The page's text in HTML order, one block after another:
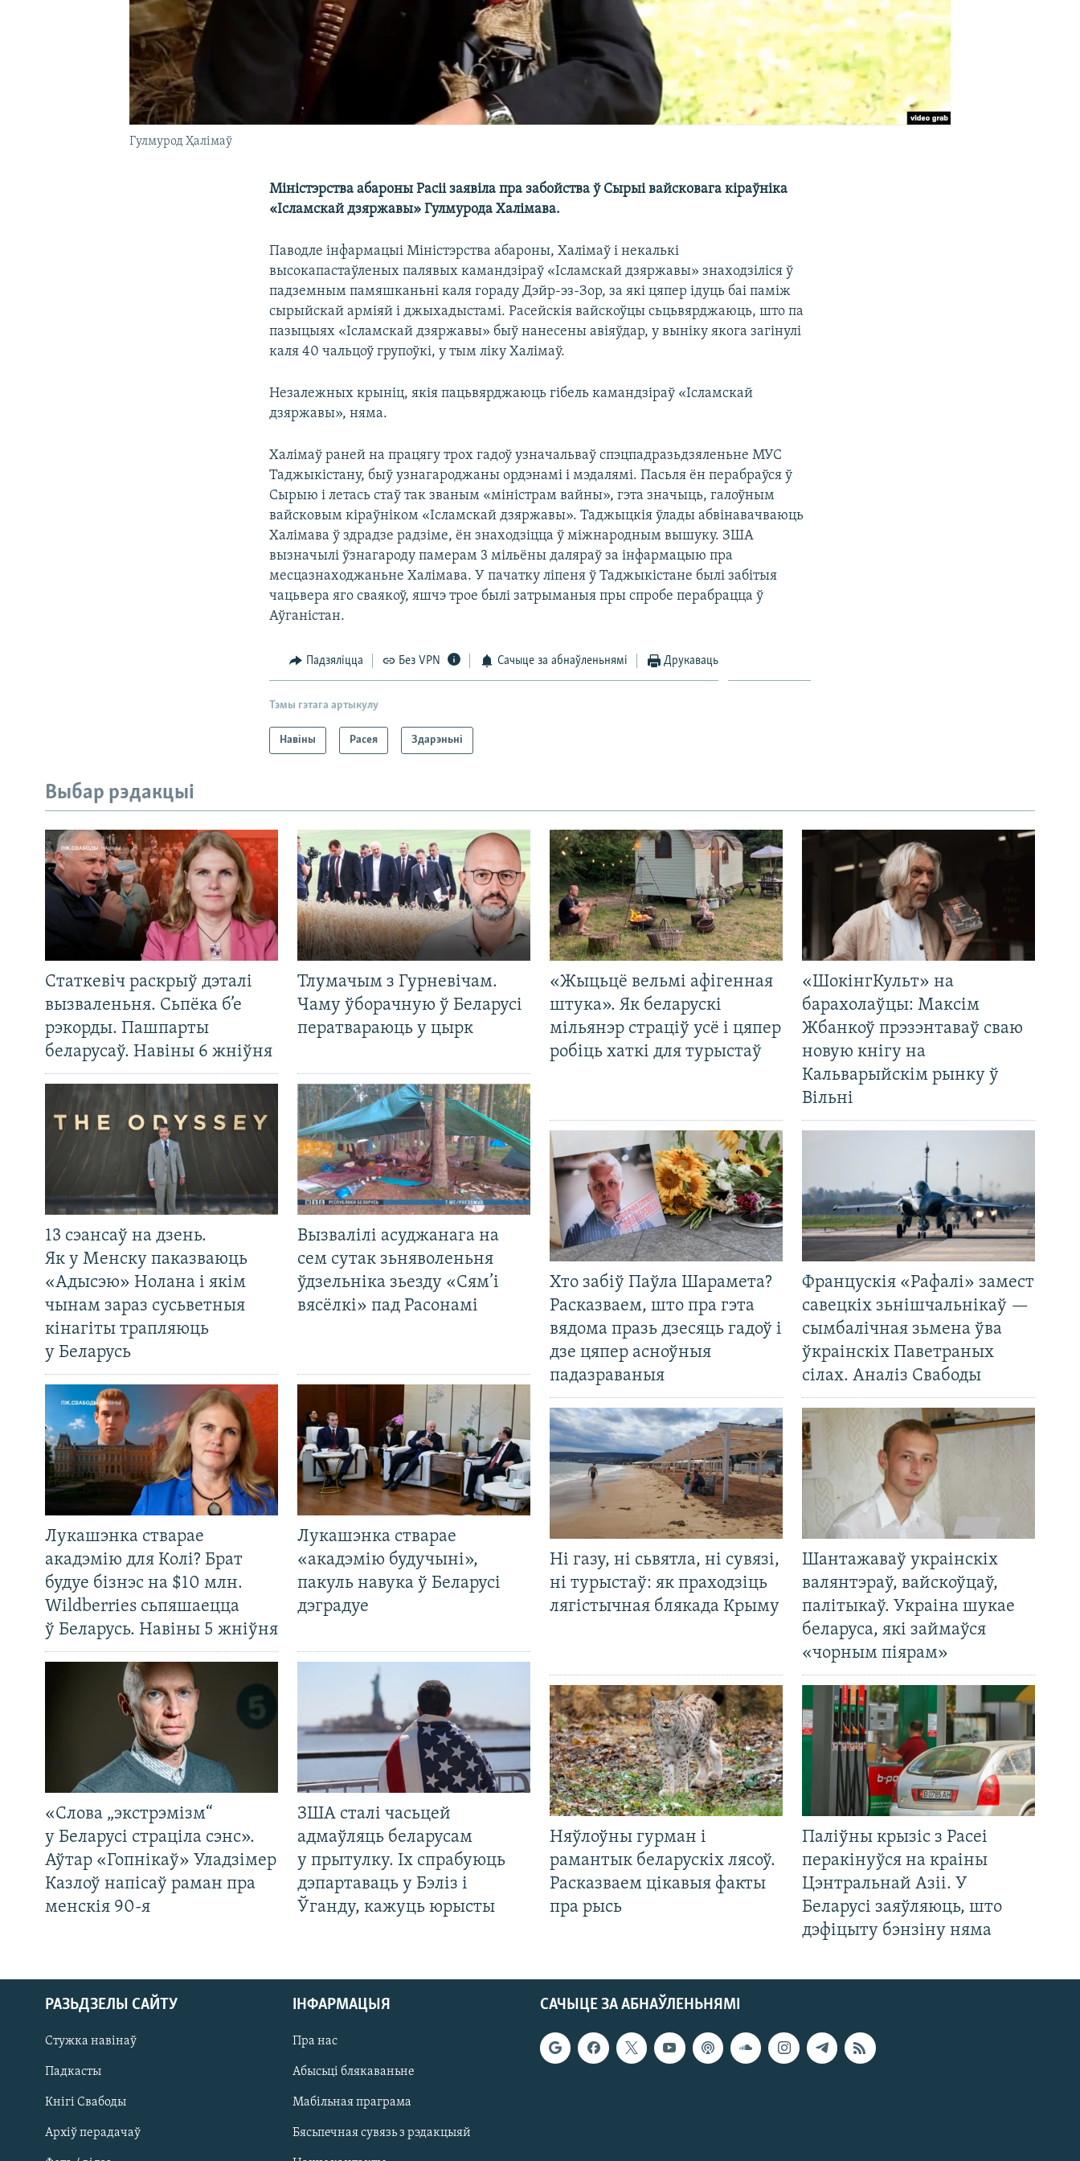
Гулмурод Ҳалімаў
Міністэрства абароны Расіі заявіла пра забойства ў Сырыі вайсковага кіраўніка
«Ісламскай дзяржавы» Гулмурода Халімава.
Паводле інфармацыі Міністэрства абароны, Халімаў і некалькі
высокапастаўленых палявых камандзіраў «Ісламскай дзяржавы» знаходзіліся ў
падземным памяшканьні каля гораду Дэйр-эз-Зор, за які цяпер ідуць баі паміж
сырыйскай арміяй і джыхадыстамі. Расейскія вайскоўцы сьцьвярджаюць, што па
пазыцыях «Ісламскай дзяржавы» быў нанесены авіяўдар, у выніку якога загінулі
каля 40 чальцоў групоўкі, у тым ліку Халімаў.
Незалежных крыніц, якія пацьвярджаюць гібель камандзіраў «Ісламскай
дзяржавы», няма.
Халімаў раней на працягу трох гадоў узначальваў спэцпадразьдзяленьне МУС
Таджыкістану, быў узнагароджаны ордэнамі і мэдалямі. Пасьля ён перабраўся ў
Сырыю і летась стаў так званым «міністрам вайны», гэта значыць, галоўным
вайсковым кіраўніком «Ісламскай дзяржавы». Таджыцкія ўлады абвінавачваюць
Халімава ў здрадзе радзіме, ён знаходзіцца ў міжнародным вышуку. ЗША
вызначылі ўзнагароду памерам 3 мільёны даляраў за інфармацыю пра
месцазнаходжаньне Халімава. У пачатку ліпеня ў Таджыкістане былі забітыя
чацьвера яго сваякоў, яшчэ трое былі затрыманыя пры спробе перабрацца ў
Аўганістан.
Падзяліцца Без VPN Сачыце за абнаўленьнямі Друкаваць
Тэмы гэтага артыкулу
Навіны Расея Здарэньні
Выбар рэдакцыі
Статкевіч раскрыў дэталі
вызваленьня. Сьпёка б’е
рэкорды. Пашпарты
беларусаў. Навіны 6 жніўня
Тлумачым з Гурневічам.
Чаму ўборачную ў Беларусі
ператвараюць у цырк
13 сэансаў на дзень.
Як у Менску паказваюць
«Адысэю» Нолана і якім
чынам зараз сусьветныя
кінагіты трапляюць
у Беларусь
Вызвалілі асуджанага на
сем сутак зьняволеньня
ўдзельніка зьезду «Сям’і
вясёлкі» пад Расонамі
Лукашэнка стварае
акадэмію для Колі? Брат
будуе бізнэс на $10 млн.
Wildberries сьпяшаецца
ў Беларусь. Навіны 5 жніўня
Лукашэнка стварае
«акадэмію будучыні»,
пакуль навука ў Беларусі
дэградуе
«Слова „экстрэмізм“
у Беларусі страціла сэнс».
Аўтар «Гопнікаў» Уладзімер
Казлоў напісаў раман пра
менскія 90-я
ЗША сталі часьцей
адмаўляць беларусам
у прытулку. Іх спрабуюць
дэпартаваць у Бэліз і
Ўганду, кажуць юрысты
«Жыцьцё вельмі афігенная
штука». Як беларускі
мільянэр страціў усё і цяпер
робіць хаткі для турыстаў
«ШокінгКульт» на
барахолаўцы: Максім
Жбанкоў прэзэнтаваў сваю
новую кнігу на
Кальварыйскім рынку ў
Вільні
Хто забіў Паўла Шарамета?
Расказваем, што пра гэта
вядома празь дзесяць гадоў і
дзе цяпер асноўныя
падазраваныя
Францускія «Рафалі» замест
савецкіх зьнішчальнікаў —
сымбалічная зьмена ўва
ўкраінскіх Паветраных
сілах. Аналіз Свабоды
Ні газу, ні сьвятла, ні сувязі,
ні турыстаў: як праходзіць
лягістычная блякада Крыму
Шантажаваў украінскіх
валянтэраў, вайскоўцаў,
палітыкаў. Украіна шукае
беларуса, які займаўся
«чорным піярам»
Няўлоўны гурман і
рамантык беларускіх лясоў.
Расказваем цікавыя факты
пра рысь
Паліўны крызіс з Расеі
перакінуўся на краіны
Цэнтральнай Азіі. У
Беларусі заяўляюць, што
дэфіцыту бэнзіну няма
САЧЫЦЕ ЗА АБНАЎЛЕНЬНЯМІ
РАЗЬДЗЕЛЫ САЙТУ
Стужка навінаў
Падкасты
Кнігі Свабоды
Архіў перадачаў
ІНФАРМАЦЫЯ
Пра нас
Абысьці блякаваньне
Мабільная праграма
Бясьпечная сувязь з рэдакцыяй